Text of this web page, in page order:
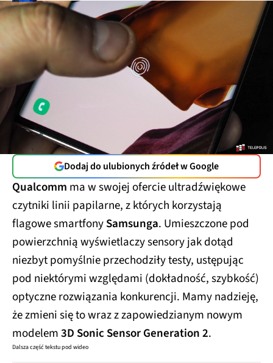
Dodaj do ulubionych źródeł w Google
Qualcomm ma w swojej ofercie ultradźwiękowe
czytniki linii papilarne, z których korzystają
flagowe smartfonySamsunga. Umieszczone pod
powierzchnią wyświetlaczy sensory jak dotąd
niezbyt pomyślnie przechodziły testy, ustępując
pod niektórymi względami (dokładność, szybkość)
optyczne rozwiązania konkurencji. Mamy nadzieję,
że zmieni się to wraz z zapowiedzianym nowym
modelem3D Sonic Sensor Generation 2.
Dalsza część tekstu pod wideo